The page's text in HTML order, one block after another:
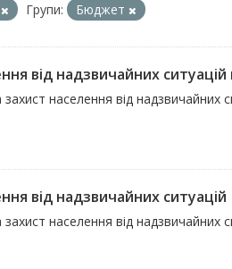
Групи: Бюджет
від надзвичайних
захист населення від
від надзвичайних ситуацій
населення від надзвичайних